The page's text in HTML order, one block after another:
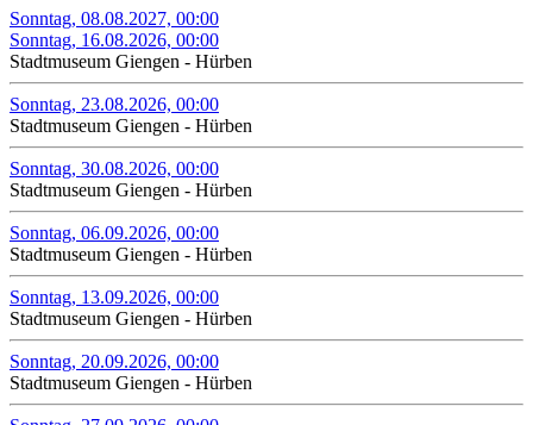
Sonntag, 08.08.2027, 00:00
Sonntag, 16.08.2026, 00:00
Stadtmuseum Giengen - Hürben
Sonntag, 23.08.2026, 00:00
Stadtmuseum Giengen - Hürben
Sonntag, 30.08.2026, 00:00
Stadtmuseum Giengen - Hürben
Sonntag, 06.09.2026, 00:00
Stadtmuseum Giengen - Hürben
Sonntag, 13.09.2026, 00:00
Stadtmuseum Giengen - Hürben
Sonntag, 20.09.2026, 00:00
Stadtmuseum Giengen - Hürben